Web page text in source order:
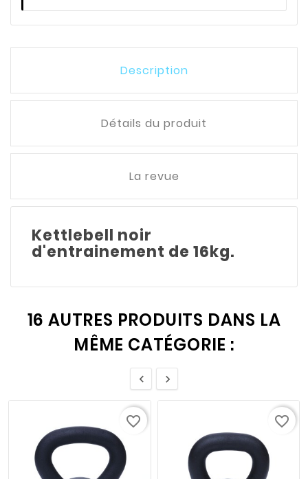
Description
Détails du produit
La revue
Kettlebell noir
d'entrainement de 16kg.
16 AUTRES PRODUITS DANS LA
MÊME CATÉGORIE :
 
favorite_border favorite_border